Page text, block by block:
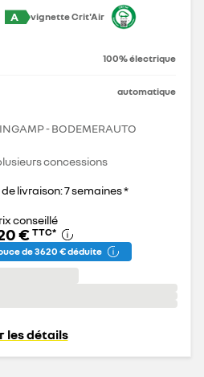
A vignette Crit'Air
100% électrique
automatique
- BODEMERAUTO
concessions
livraison: 7 semaines *
conseillé
€ TTC*
de 3 620 € déduite
les détails